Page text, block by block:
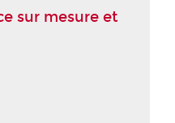
sur mesure et